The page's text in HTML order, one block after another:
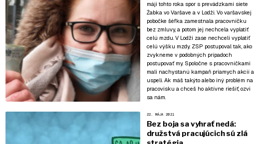
máji tohto roka spor s prevádzkami siete
Żabka vo Varšave a v Lodži. Vo varšavskej
pobočke šéfka zamestnala pracovníčku
bez zmluvy, a potom jej nechcela vyplatiť
celú mzdu. V Lodži zase nechceli vyplatiť
celú výšku mzdy. ZSP postupoval tak, ako
zvykneme v podobných prípadoch
postupovať my. Spoločne s pracovníčkami
mali nachystanú kampaň priamych akcií a
uspeli. Ak máš takýto alebo iný problém na
pracovisku a chceš ho aktívne riešiť, ozvi
sa nám.
22. MÁJA 2021
Bez boja sa vyhrať nedá:
družstvá pracujúcich sú zlá